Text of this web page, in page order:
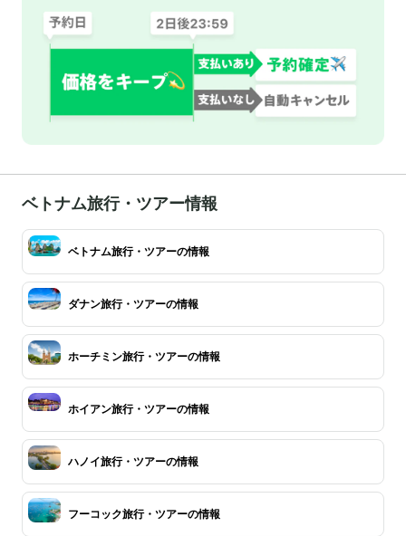
ベトナム旅行・ツアー情報
ベトナム旅行・ツアーの情報
ダナン旅行・ツアーの情報
ホーチミン旅行・ツアーの情報
ホイアン旅行・ツアーの情報
ハノイ旅行・ツアーの情報
フーコック旅行・ツアーの情報